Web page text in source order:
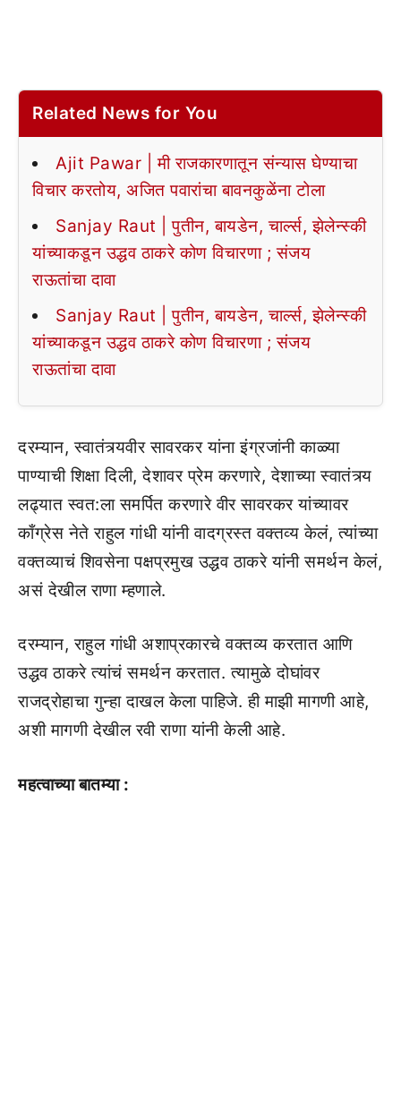
Related News for You
Ajit Pawar | मी राजकारणातून संन्यास घेण्याचा
विचार करतोय, अजित पवारांचा बावनकुळेंना टोला
Sanjay Raut | पुतीन, बायडेन, चार्ल्स, झेलेन्स्की
यांच्याकडून उद्धव ठाकरे कोण विचारणा ; संजय
राऊतांचा दावा
Sanjay Raut | पुतीन, बायडेन, चार्ल्स, झेलेन्स्की
यांच्याकडून उद्धव ठाकरे कोण विचारणा ; संजय
राऊतांचा दावा
दरम्यान, स्वातंत्र्यवीर सावरकर यांना इंग्रजांनी काळ्या
पाण्याची शिक्षा दिली, देशावर प्रेम करणारे, देशाच्या स्वातंत्र्य
लढ्यात स्वत:ला समर्पित करणारे वीर सावरकर यांच्यावर
काँग्रेस नेते राहुल गांधी यांनी वादग्रस्त वक्तव्य केलं, त्यांच्या
वक्तव्याचं शिवसेना पक्षप्रमुख उद्धव ठाकरे यांनी समर्थन केलं,
असं देखील राणा म्हणाले.
दरम्यान, राहुल गांधी अशाप्रकारचे वक्तव्य करतात आणि
उद्धव ठाकरे त्यांचं समर्थन करतात. त्यामुळे दोघांवर
राजद्रोहाचा गुन्हा दाखल केला पाहिजे. ही माझी मागणी आहे,
अशी मागणी देखील रवी राणा यांनी केली आहे.
महत्वाच्या बातम्या :